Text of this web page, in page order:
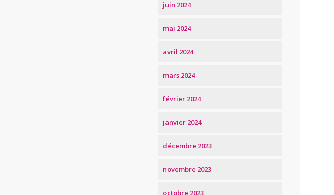
juin 2024
mai 2024
avril 2024
mars 2024
février 2024
janvier 2024
décembre 2023
novembre 2023
octobre 2023